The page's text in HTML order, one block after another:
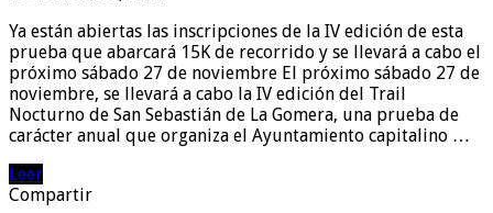
Ya están abiertas las inscripciones de la IV edición de esta
prueba que abarcará 15K de recorrido y se llevará a cabo el
próximo sábado 27 de noviembre El próximo sábado 27 de
noviembre, se llevará a cabo la IV edición del Trail
Nocturno de San Sebastián de La Gomera, una prueba de
carácter anual que organiza el Ayuntamiento capitalino …
Leer
Compartir